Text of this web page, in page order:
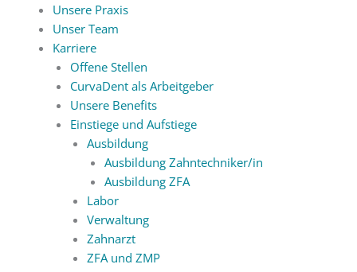
Unsere Praxis
Unser Team
Karriere
Offene Stellen
CurvaDent als Arbeitgeber
Unsere Benefits
Einstiege und Aufstiege
Ausbildung
Ausbildung Zahntechniker/in
Ausbildung ZFA
Labor
Verwaltung
Zahnarzt
ZFA und ZMP